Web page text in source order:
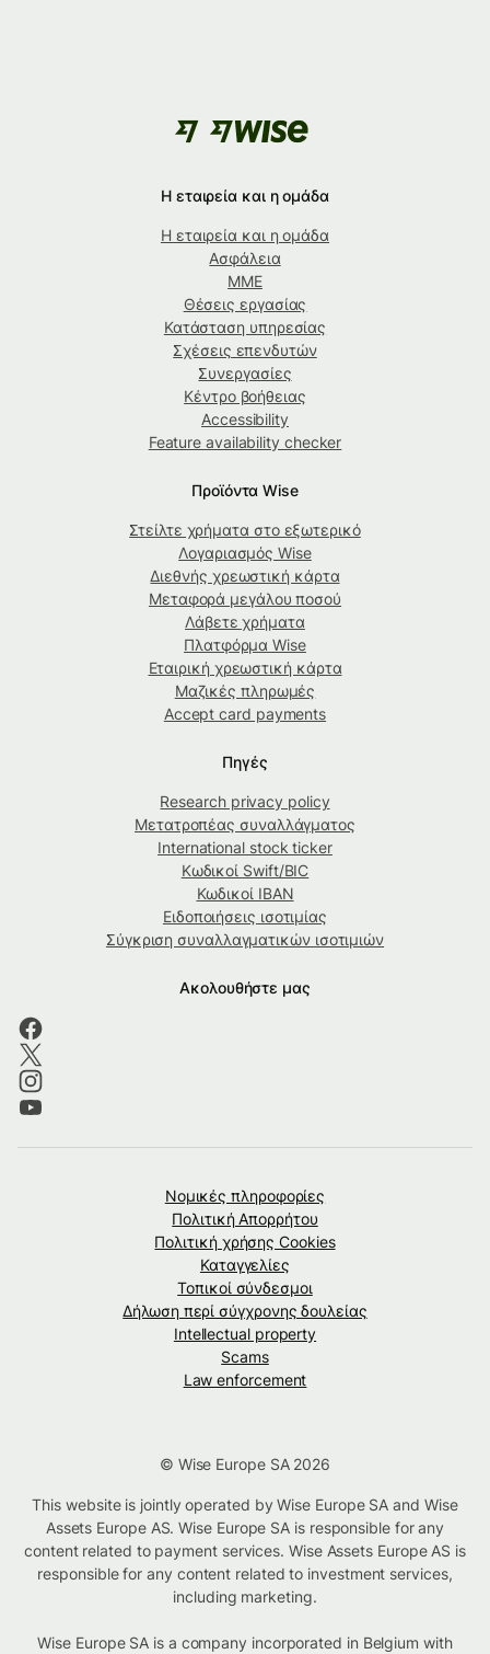
Η εταιρεία και η ομάδα
Η εταιρεία και η ομάδα
Ασφάλεια
ΜΜΕ
Θέσεις εργασίας
Κατάσταση υπηρεσίας
Σχέσεις επενδυτών
Συνεργασίες
Κέντρο βοήθειας
Accessibility
Feature availability checker
Προϊόντα Wise
Στείλτε χρήματα στο εξωτερικό
Λογαριασμός Wise
Διεθνής χρεωστική κάρτα
Μεταφορά μεγάλου ποσού
Λάβετε χρήματα
Πλατφόρμα Wise
Εταιρική χρεωστική κάρτα
Μαζικές πληρωμές
Accept card payments
Πηγές
Research privacy policy
Μετατροπέας συναλλάγματος
International stock ticker
Κωδικοί Swift/BIC
Κωδικοί IBAN
Ειδοποιήσεις ισοτιμίας
Σύγκριση συναλλαγματικών ισοτιμιών
Ακολουθήστε μας
Νομικές πληροφορίες
Πολιτική Απορρήτου
Πολιτική χρήσης Cookies
Καταγγελίες
Τοπικοί σύνδεσμοι
Δήλωση περί σύγχρονης δουλείας
Intellectual property
Scams
Law enforcement
© Wise Europe SA 2026
This website is jointly operated by Wise Europe SA and Wise
Assets Europe AS. Wise Europe SA is responsible for any
content related to payment services. Wise Assets Europe AS is
responsible for any content related to investment services,
including marketing.
Wise Europe SA is a company incorporated in Belgium with